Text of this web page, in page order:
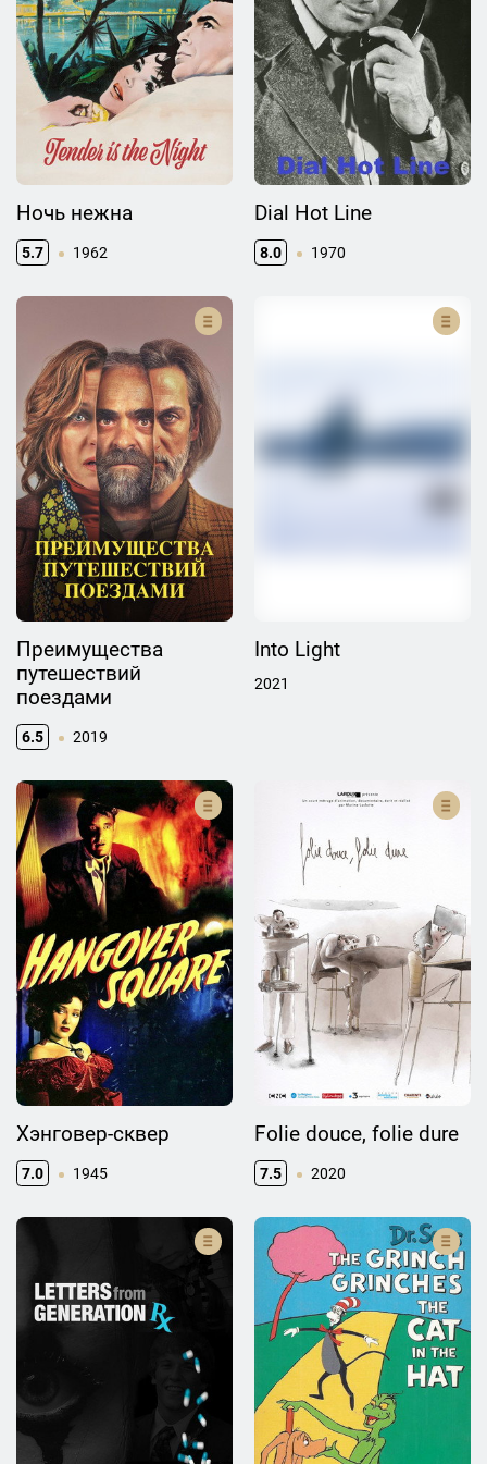
Ночь нежна
5.7 1962
Dial Hot Line
8.0 1970
Преимущества
путешествий
поездами
6.5 2019
Into Light
2021
Хэнговер-сквер
7.0 1945
Folie douce, folie dure
7.5 2020